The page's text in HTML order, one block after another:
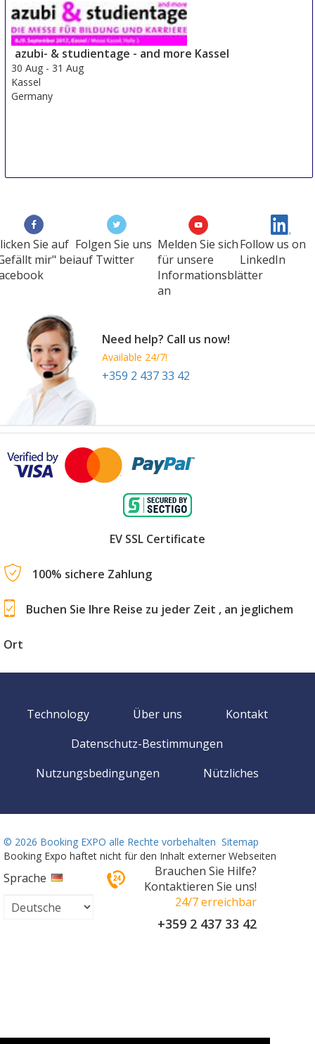
Sre Con Europe Middle East Africa
29 Aug-31 Aug
Duesseldorf area
Germany
azubi- & studientage - and more Kassel
30 Aug - 31 Aug
Kassel
Germany
Sie auf
mir" bei
Folgen Sie uns
auf Twitter
Melden Sie sich
für unsere
Informationsblätter
an
Follow us on
LinkedIn
Need help? Call us now!
Available 24/7!
+359 2 437 33 42
EV SSL Certificate
100% sichere Zahlung
Buchen Sie Ihre Reise zu jeder Zeit , an jeglichem
Ort
Technology Über uns
Kontakt
Datenschutz-Bestimmungen
Nutzungsbedingungen
Nützliches
© 2026 Booking EXPO alle Rechte vorbehalten Sitemap
Booking Expo haftet nicht für den Inhalt externer Webseiten
Sprache
Brauchen Sie Hilfe?
Kontaktieren Sie uns!
24/7 erreichbar
+359 2 437 33 42